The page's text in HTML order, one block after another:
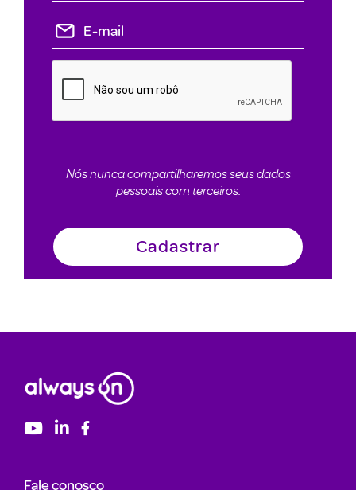
Nós nunca compartilharemos seus dados
pessoais com terceiros.
Fale conosco